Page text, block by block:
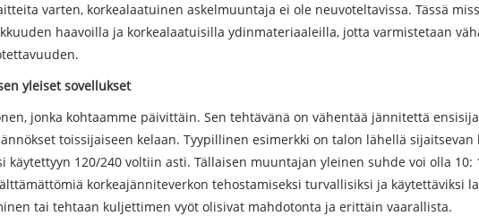
varten, korkealaatuinen askelmuuntaja ei ole neuvoteltavissa. Tässä
haavoilla ja korkealaatuisilla ydinmateriaaleilla, jotta varmistetaan
yleiset sovellukset
jonka kohtaamme päivittäin. Sen tehtävänä on vähentää jännitettä
toissijaiseen kelaan. Tyypillinen esimerkki on talon lähellä
120/240 voltiin asti. Tällaisen muuntajan yleinen suhde voi olla 10:
korkeajänniteverkon tehostamiseksi turvallisiksi ja käytettäviksi
tai tehtaan kuljettimen vyöt olisivat mahdotonta ja erittäin vaarallista.